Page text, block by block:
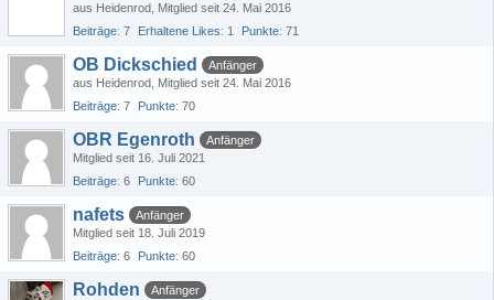
aus Heidenrod Mitglied seit 24. Mai 2016
Beiträge 7 Erhaltene Likes 1 Punkte 71
OB Dickschied
Anfänger
aus Heidenrod Mitglied seit 24. Mai 2016
Beiträge 7 Punkte 70
OBR Egenroth
Anfänger
Mitglied seit 16. Juli 2021
Beiträge 6 Punkte 60
nafets
Anfänger
Mitglied seit 18. Juli 2019
Beiträge 6 Punkte 60
Rohden
Anfänger